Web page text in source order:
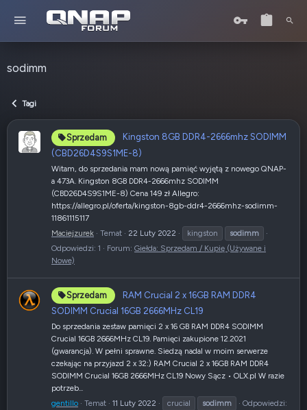
sodimm
Tagi
Sprzedam
Kingston 8GB DDR4-2666mhz SODIMM
(CBD26D4S9S1ME-8)
Witam, do sprzedania mam nową pamięć wyjętą z nowego QNAP-
a 473A. Kingston 8GB DDR4-2666mhz SODIMM
(CBD26D4S9S1ME-8) Cena 149 zł Allegro:
https://allegro.pl/oferta/kingston-8gb-ddr4-2666mhz-sodimm-
11861115117
Maciejzurek
Temat 22 Luty 2022 kingston
sodimm
Odpowiedzi: 1
Forum: Giełda: Sprzedam / Kupię (Używane i
Nowe)
Sprzedam
RAM Crucial 2 x 16GB RAM DDR4
SODIMM Crucial 16GB 2666MHz CL19
Do sprzedania zestaw pamięci 2 x 16 GB RAM DDR4 SODIMM
Crucial 16GB 2666MHz CL19. Pamięci zakupione 12.2021
(gwarancja). W pełni sprawne. Siedzą nadal w moim serwerze
czekając na przyjazd 2 x 32:) RAM Crucial 2 x 16GB RAM DDR4
SODIMM Crucial 16GB 2666MHz CL19 Nowy Sącz • OLX.pl W razie
potrzeb...
gentillo
Temat 11 Luty 2022 crucial sodimm
Odpowiedzi: